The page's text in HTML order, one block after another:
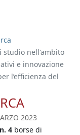
studio nell'ambito
e innovazione
l’efficienza del
2023
n. 4 borse di